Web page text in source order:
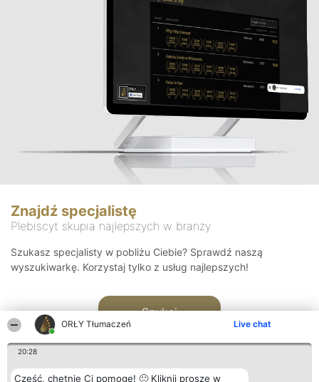
ORŁY Tłumaczeń Live chat
20:28
Cześć, chętnie Ci pomogę! 🙂 Kliknij proszę w
Znajdź specjalistę
Plebiscyt skupia najlepszych w branży
Szukasz specjalisty w pobliżu Ciebie? Sprawdź naszą
wyszukiwarkę. Korzystaj tylko z usług najlepszych!
Szukaj